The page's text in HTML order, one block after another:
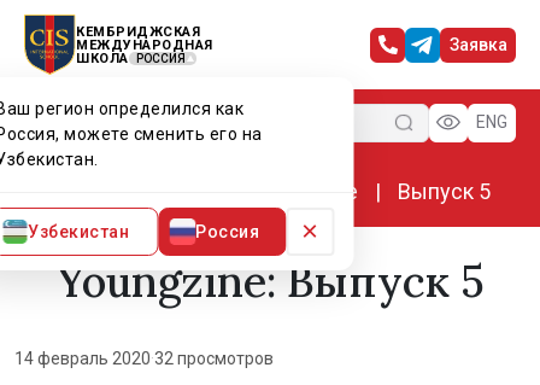
КЕМБРИДЖСКАЯ
МЕЖДУНАРОДНАЯ
ШКОЛА
РОССИЯ
регион определился как
можете сменить его на
Узбекистан Россия ×
Заявка
Меню ENG
Youngzine Выпуск 5
Youngzine: Выпуск 5
14 февраль 2020·32 просмотров